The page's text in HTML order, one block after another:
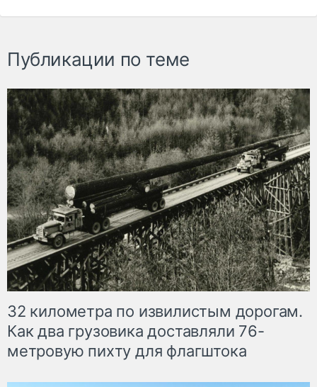
Публикации по теме
32 километра по извилистым дорогам.
Как два грузовика доставляли 76-
метровую пихту для флагштока